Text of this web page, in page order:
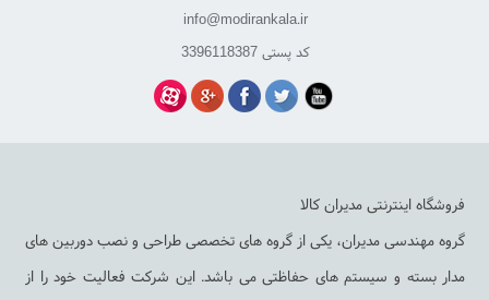
info@modirankala.ir
کد پستی 3396118387
فروشگاه اینترنتی مدیران کالا
گروه مهندسی مدیران، یکی از گروه های تخصصی طراحی و نصب دوربین های
مدار بسته و سیستم های حفاظتی می باشد. این شرکت فعالیت خود را از